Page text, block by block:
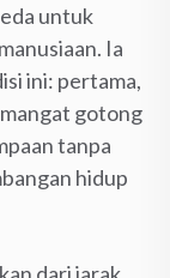
untuk
Ia
ini: pertama,
gotong
tanpa
hidup